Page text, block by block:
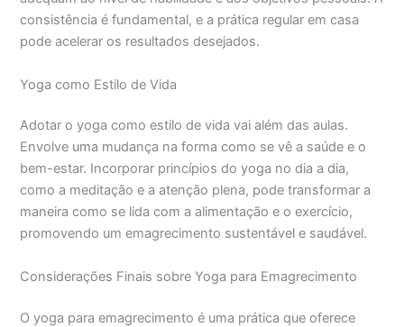
consistência é fundamental, e a prática regular em casa
pode acelerar os resultados desejados.
Yoga como Estilo de Vida
Adotar o yoga como estilo de vida vai além das aulas.
Envolve uma mudança na forma como se vê a saúde e o
bem-estar. Incorporar princípios do yoga no dia a dia,
como a meditação e a atenção plena, pode transformar a
maneira como se lida com a alimentação e o exercício,
promovendo um emagrecimento sustentável e saudável.
Considerações Finais sobre Yoga para Emagrecimento
O yoga para emagrecimento é uma prática que oferece